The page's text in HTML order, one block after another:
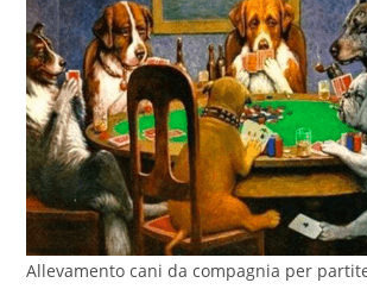
Allevamento cani da compagnia per